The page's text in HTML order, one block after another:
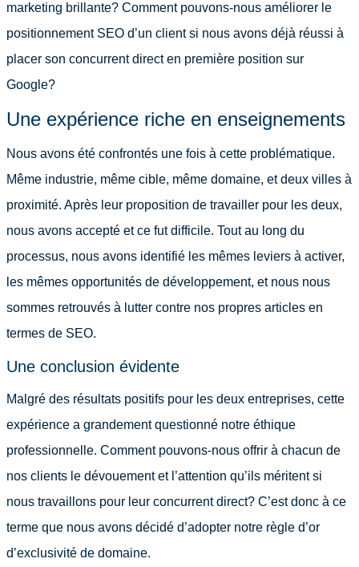
marketing brillante? Comment pouvons-nous améliorer le
positionnement SEO d’un client si nous avons déjà réussi à
placer son concurrent direct en première position sur
Google?
Une expérience riche en enseignements
Nous avons été confrontés une fois à cette problématique.
Même industrie, même cible, même domaine, et deux villes à
proximité. Après leur proposition de travailler pour les deux,
nous avons accepté et ce fut difficile. Tout au long du
processus, nous avons identifié les mêmes leviers à activer,
les mêmes opportunités de développement, et nous nous
sommes retrouvés à lutter contre nos propres articles en
termes de SEO.
Une conclusion évidente
Malgré des résultats positifs pour les deux entreprises, cette
expérience a grandement questionné notre éthique
professionnelle. Comment pouvons-nous offrir à chacun de
nos clients le dévouement et l’attention qu’ils méritent si
nous travaillons pour leur concurrent direct? C’est donc à ce
terme que nous avons décidé d’adopter notre règle d’or
d’exclusivité de domaine.